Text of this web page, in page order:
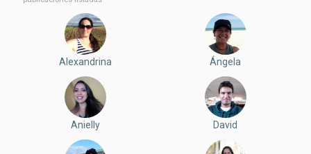
Alexandrina Ángela
Anielly David